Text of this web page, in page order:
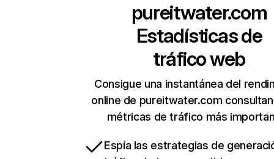
pureitwater.com
Estadísticas de
tráfico web
Consigue una instantánea del
online de pureitwater.com
métricas de tráfico más
Espía las estrategias de